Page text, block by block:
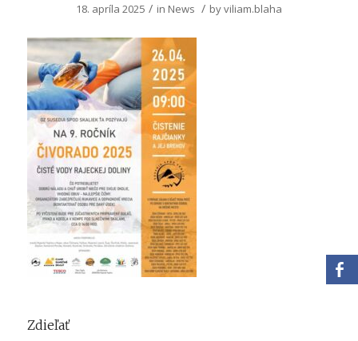
18. apríla 2025 / in News / byviliam.blaha
Zdieľať